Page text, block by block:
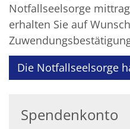
Notfallseelsorge
erhalten Sie auf
Die Notfallseelsorge
Spendenkonto